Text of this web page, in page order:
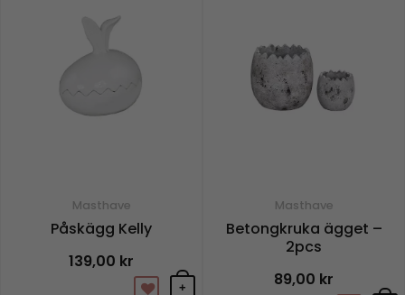
Masthave
Påskägg Kelly
139,00 kr
+
Masthave
Betongkruka ägget –
2pcs
89,00 kr